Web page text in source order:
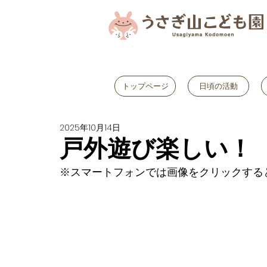
トップページ 日頃の活動
戸外遊び楽しい！
2025年10月14日
※スマートフォンでは画像をクリックする